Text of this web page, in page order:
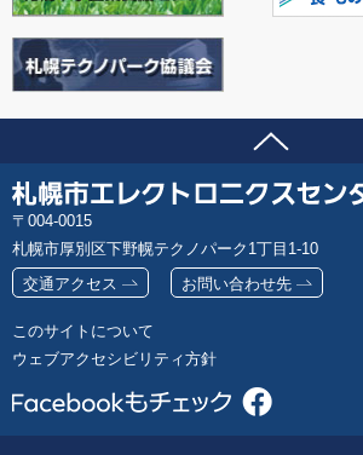
ページの先頭へ
問い合わせ先
郵
便
番
号
004-0015
札幌市厚別区下野幌テクノパーク1丁目1-10
交通アクセス
お問い合わせ先
このサイトについて
ウェブアクセシビリティ方針